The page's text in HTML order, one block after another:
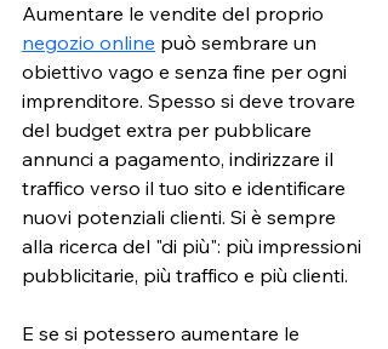
Aumentare le vendite del proprio
negozio online può sembrare un
obiettivo vago e senza fine per ogni
imprenditore. Spesso si deve trovare
del budget extra per pubblicare
annunci a pagamento, indirizzare il
traffico verso il tuo sito e identificare
nuovi potenziali clienti. Si è sempre
alla ricerca del "di più": più impressioni
pubblicitarie, più traffico e più clienti.
E se si potessero aumentare le